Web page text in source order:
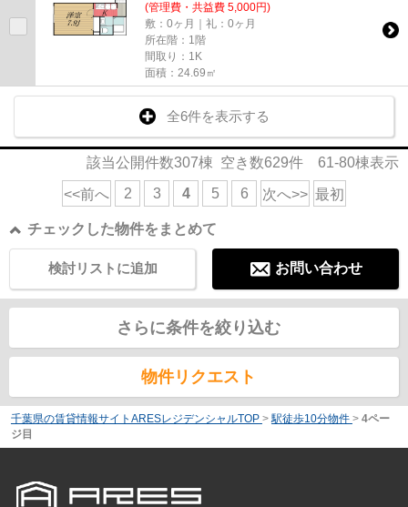
(管理費・共益費 5,000円)
敷：0ヶ月｜礼：0ヶ月
所在階：1階
間取り：1K
面積：24.69㎡
全6件を表示する
該当公開件数307棟 空き数629件 61-80棟表示
<<前へ 2 3 4 5 6 次へ>> 最初
チェックした物件をまとめて
お問い合わせ
検討リストに追加
さらに条件を絞り込む
物件リクエスト
千葉県の賃貸情報サイトARESレジデンシャルTOP > 駅徒歩10分物件 > 4ペー
ジ目